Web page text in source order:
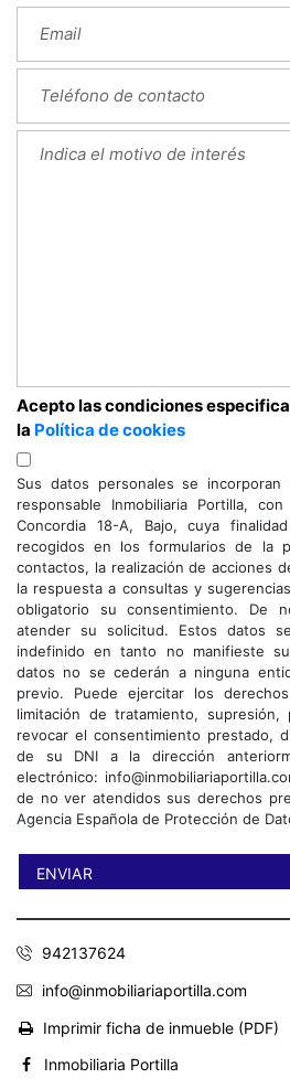
Acepto las condiciones
la Política de cookies
Sus datos personales se
responsable Inmobiliaria Portilla,
Concordia 18-A, Bajo, cuya
recogidos en los formularios de la
contactos, la realización de acciones
la respuesta a consultas y
obligatorio su consentimiento. De
atender su solicitud. Estos datos
indefinido en tanto no manifieste
datos no se cederán a ninguna
previo. Puede ejercitar los
limitación de tratamiento, supresión,
revocar el consentimiento prestado,
de su DNI a la dirección
electrónico:
de no ver atendidos sus derechos
Agencia Española de Protección de
942137624
info@inmobiliariaportilla.com
Imprimir ficha de inmueble (PDF)
Inmobiliaria Portilla